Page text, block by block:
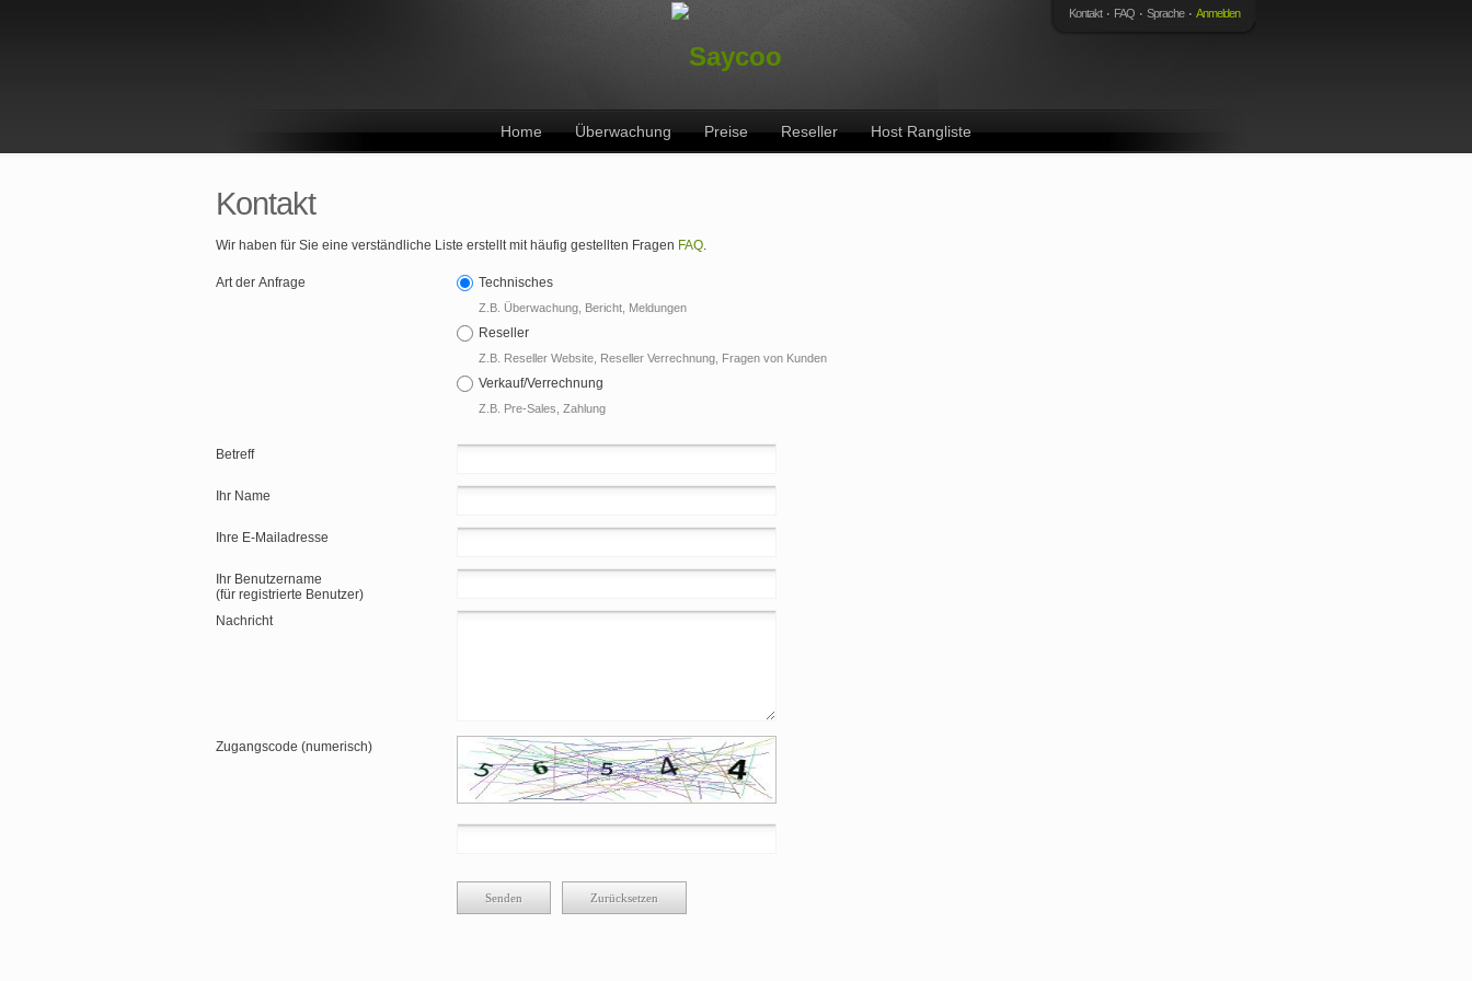
Kontakt FAQ Sprache Anmelden
Home Überwachung Preise Reseller Host Rangliste
Kontakt
Wir haben für Sie eine verständliche Liste erstellt mit häufig gestellten Fragen FAQ.
Art der Anfrage Technisches
Z.B. Überwachung, Bericht, Meldungen
Reseller
Z.B. Reseller Website, Reseller Verrechnung, Fragen von Kunden
Verkauf/Verrechnung
Z.B. Pre-Sales, Zahlung
Betreff
Ihr Name
Ihre E-Mailadresse
Ihr Benutzername
(für registrierte Benutzer)
Nachricht
Zugangscode (numerisch)